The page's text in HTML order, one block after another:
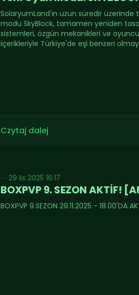
SolaryumLand'ın uzun süredir üzerinde
modu SkyBlock, tamamen yeniden
sistemleri, özgün mekanikleri ve
içerikleriyle Türkiye'de eşi benzeri
Czytaj dalej
29 lis 2025 16:17
BOXPVP 9. SEZON AKTİF!
BOXPVP 9.SEZON 29.11.2025 - 18.00'DA